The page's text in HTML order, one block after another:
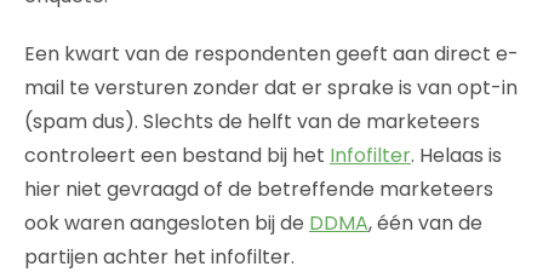
Een kwart van de respondenten geeft aan direct e-
mail te versturen zonder dat er sprake is van opt-in
(spam dus). Slechts de helft van de marketeers
controleert een bestand bij het Infofilter. Helaas is
hier niet gevraagd of de betreffende marketeers
ook waren aangesloten bij de DDMA, één van de
partijen achter het infofilter.